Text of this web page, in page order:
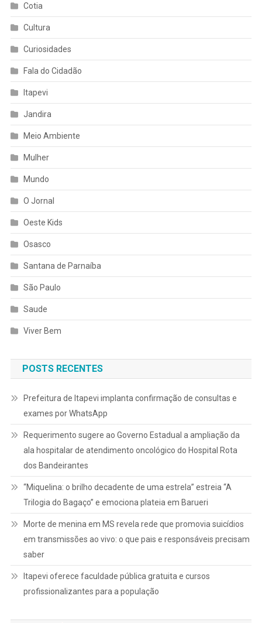
Cotia
Cultura
Curiosidades
Fala do Cidadão
Itapevi
Jandira
Meio Ambiente
Mulher
Mundo
O Jornal
Oeste Kids
Osasco
Santana de Parnaíba
São Paulo
Saude
Viver Bem
POSTS RECENTES
Prefeitura de Itapevi implanta confirmação de consultas e
exames por WhatsApp
Requerimento sugere ao Governo Estadual a ampliação da
ala hospitalar de atendimento oncológico do Hospital Rota
dos Bandeirantes
“Miquelina: o brilho decadente de uma estrela” estreia “A
Trilogia do Bagaço” e emociona plateia em Barueri
Morte de menina em MS revela rede que promovia suicídios
em transmissões ao vivo: o que pais e responsáveis precisam
saber
Itapevi oferece faculdade pública gratuita e cursos
profissionalizantes para a população